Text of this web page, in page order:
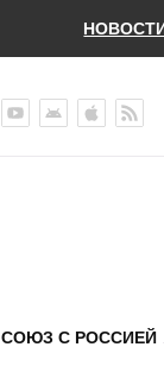
СОЮЗ С РОССИЕЙ